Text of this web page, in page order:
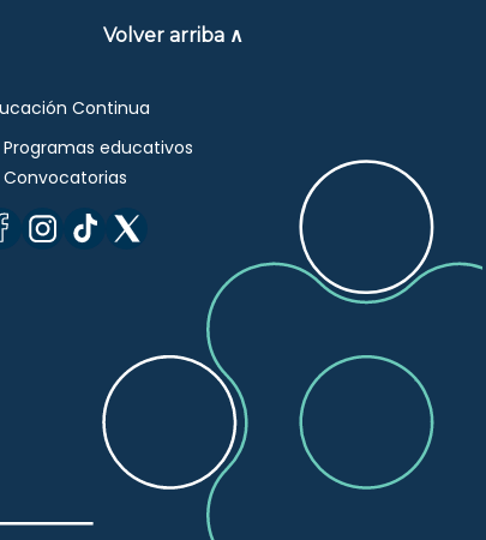
Volver arriba ∧
Continua
Programas educativos
Convocatorias